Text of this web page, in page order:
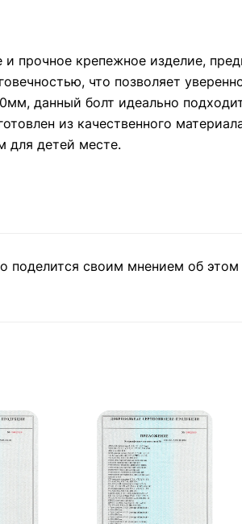
крепежное изделие,
что позволяет
данный болт идеально
из качественного
для детей месте.
поделится своим мнением об этом